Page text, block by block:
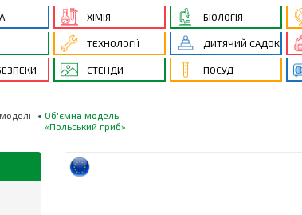
ХІМІЯ БІОЛОГІЯ
ТЕХНОЛОГІЇ ДИТЯЧИЙ САДОК
СТЕНДИ ПОСУД
Об'ємна модель
«Польський гриб»